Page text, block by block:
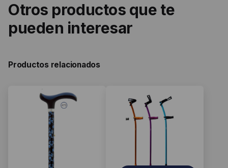
Otros productos que te
pueden interesar
Productos relacionados
Este
producto